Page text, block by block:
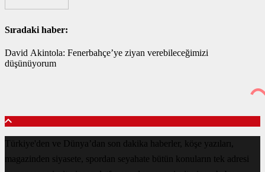
Sıradaki haber:
David Akintola: Fenerbahçe’ye ziyan verebileceğimizi
düşünüyorum
Türkiye'den ve Dünya’dan son dakika haberler, köşe yazıları,
magazinden siyasete, spordan seyahate bütün konuların tek adresi